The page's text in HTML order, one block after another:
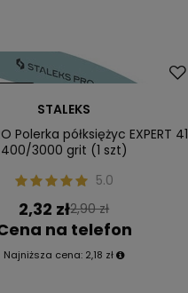
STALEKS
Polerka półksiężyc EXPERT 41
400/3000 grit (1 szt)
5.0
2,32 zł2,90 zł
na telefon
Najniższa cena: 2,18 zł